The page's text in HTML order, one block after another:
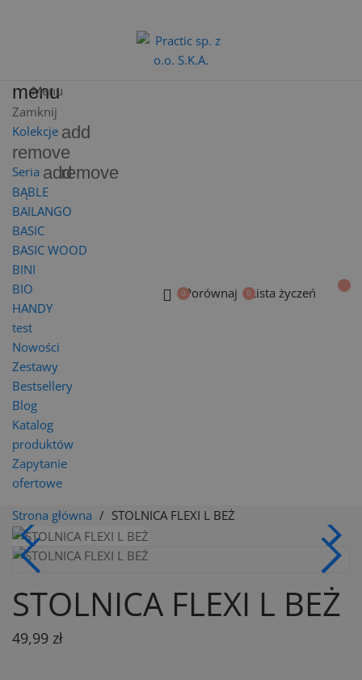
menu
Menu
Zamknij
Kolekcje add
remove
Seria addremove
BĄBLE
BAILANGO
BASIC
BASIC WOOD
BINI
BIO
HANDY
test
Nowości
Zestawy
Bestsellery
Blog
Katalog
produktów
Zapytanie
ofertowe
Porównaj Lista życzeń
Strona główna STOLNICA FLEXI L BEŻ
STOLNICA FLEXI L BEŻ
49,99 zł